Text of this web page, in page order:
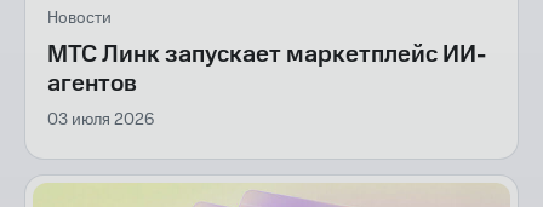
Новости
МТС Линк запускает маркетплейс ИИ-
агентов
03 июля 2026